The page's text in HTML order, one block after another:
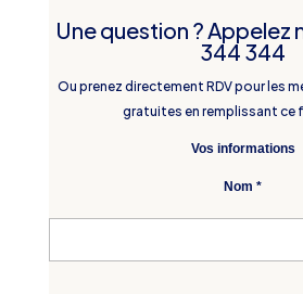
Une question ? Appelez
344 344
Ou prenez directement RDV pour les
gratuites en remplissant ce
Vos informations
Nom *